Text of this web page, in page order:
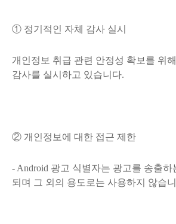
① 정기적인 자체 감사 실시
개인정보 취급 관련 안정성 확보를 위
감사를 실시하고 있습니다.
② 개인정보에 대한 접근 제한
- Android 광고 식별자는 광고를 송출
되며 그 외의 용도로는 사용하지 않습